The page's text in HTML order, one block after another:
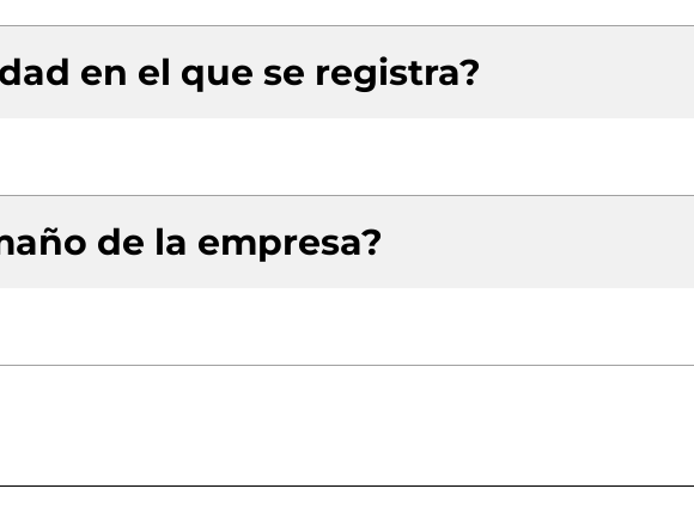
en el que se registra?
de la empresa?